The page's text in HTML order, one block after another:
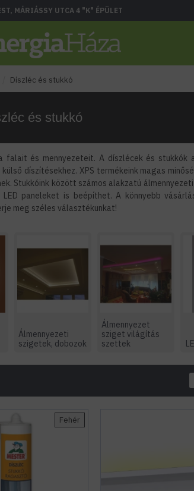
MÁRIÁSSY UTCA 4 "K" ÉPÜLET
Díszléc és stukkó
és stukkó
falait és mennyezeteit. A díszlécek és
díszítésekhez. XPS termékeink magas
Stukkóink között számos alakzatú
paneleket is beépíthet. A könnyebb
meg széles választékunkat!
Álmennyezeti
szigetek, dobozok
Álmennyezet
sziget világítás
szettek
Fehér